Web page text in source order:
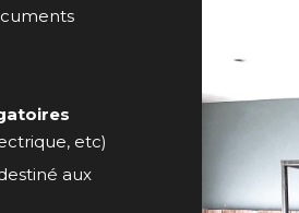
etc)
aux